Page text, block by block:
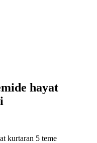
hayat
kurtaran 5 teme